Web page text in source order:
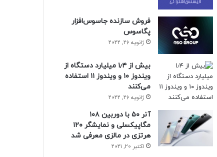
فروش سازنده جاسوس‌افزار
پگاسوس
ژانویه 26, 2022
بیش از ۱٫۴ میلیارد دستگاه از
ویندوز ۱۰ و ویندوز ۱۱ استفاده
می‌کنند
ژانویه 26, 2022
آنر ۵۰ با دوربین ۱۰۸
مگاپیکسلی و نمایشگر ۱۲۰
هرتزی در مالزی معرفی شد
اکتبر 20, 2021